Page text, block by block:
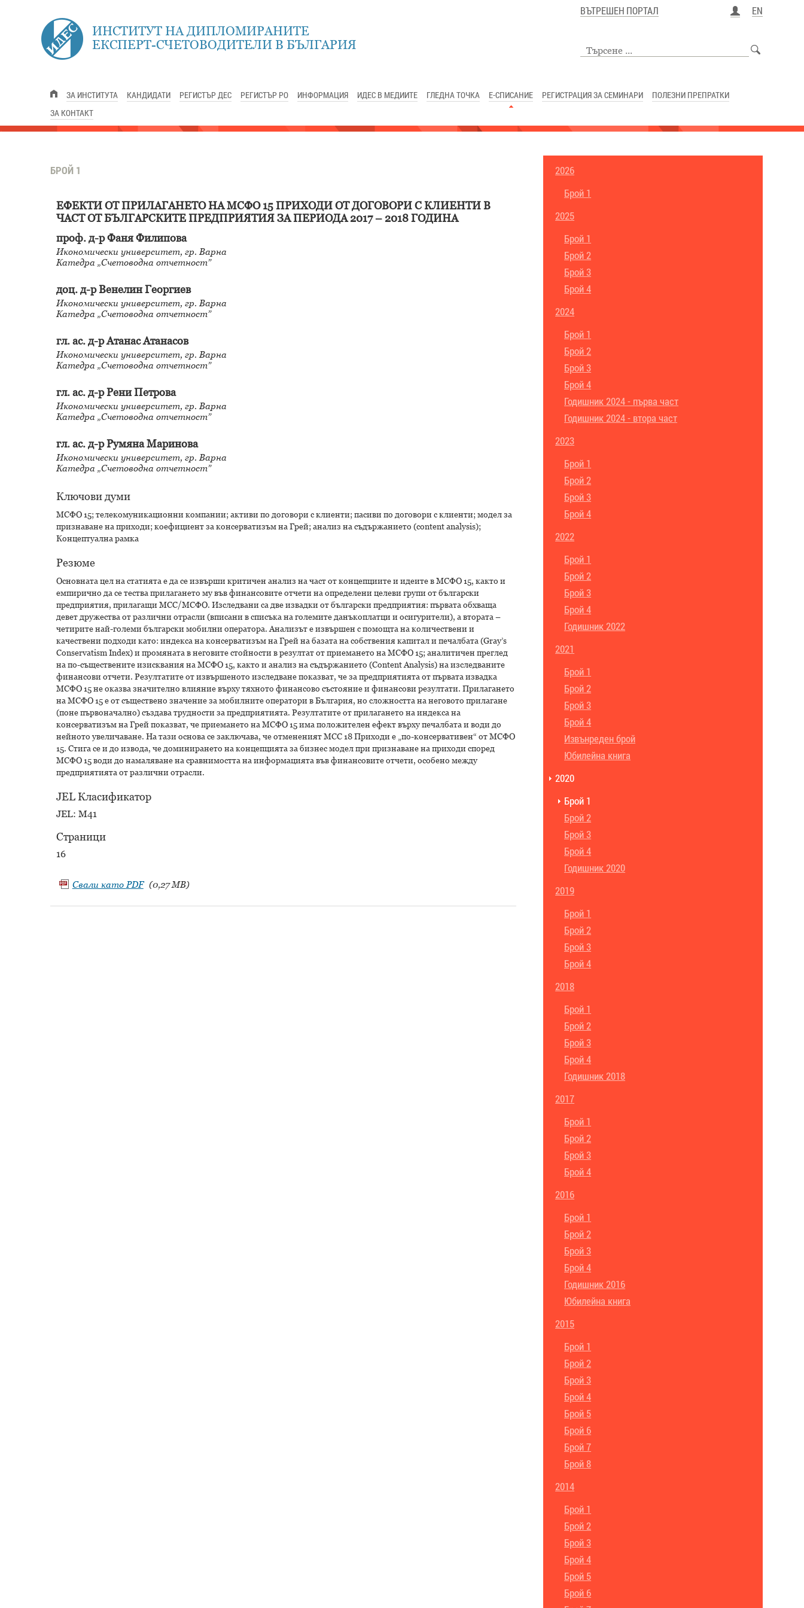
ИНСТИТУТ НА ДИПЛОМИРАНИТЕ
ЕКСПЕРТ-СЧЕТОВОДИТЕЛИ В БЪЛГАРИЯ
ВЪТРЕШЕН ПОРТАЛ EN
ЗА ИНСТИТУТА КАНДИДАТИ РЕГИСТЪР ДЕС РЕГИСТЪР РО ИНФОРМАЦИЯ ИДЕС В МЕДИИТЕ ГЛЕДНА ТОЧКА Е-СПИСАНИЕ РЕГИСТРАЦИЯ ЗА СЕМИНАРИ
ПОЛЕЗНИ ПРЕПРАТКИ
ЗА КОНТАКТ
2026
Брой 1
2025
Брой 1
Брой 2
Брой 3
Брой 4
2024
Брой 1
Брой 2
Брой 3
Брой 4
Годишник 2024 - първа част
Годишник 2024 - втора част
2023
Брой 1
Брой 2
Брой 3
Брой 4
2022
Брой 1
Брой 2
Брой 3
Брой 4
Годишник 2022
2021
Брой 1
Брой 2
Брой 3
Брой 4
Извънреден брой
Юбилейна книга
2020
Брой 1
Брой 2
Брой 3
Брой 4
Годишник 2020
2019
Брой 1
Брой 2
Брой 3
Брой 4
2018
Брой 1
Брой 2
Брой 3
Брой 4
Годишник 2018
2017
Брой 1
Брой 2
Брой 3
Брой 4
2016
Брой 1
Брой 2
Брой 3
Брой 4
Годишник 2016
Юбилейна книга
2015
Брой 1
Брой 2
Брой 3
Брой 4
Брой 5
Брой 6
Брой 7
Брой 8
2014
Брой 1
Брой 2
Брой 3
Брой 4
Брой 5
Брой 6
БРОЙ 1
ЕФЕКТИ ОТ ПРИЛАГАНЕТО НА МСФО 15 ПРИХОДИ ОТ ДОГОВОРИ С КЛИЕНТИ В
ЧАСТ ОТ БЪЛГАРСКИТЕ ПРЕДПРИЯТИЯ ЗА ПЕРИОДА 2017 – 2018 ГОДИНА
проф. д-р Фаня Филипова
Икономически университет, гр. Варна
Катедра „Счетоводна отчетност”
доц. д-р Венелин Георгиев
Икономически университет, гр. Варна
Катедра „Счетоводна отчетност”
гл. ас. д-р Атанас Атанасов
Икономически университет, гр. Варна
Катедра „Счетоводна отчетност”
гл. ас. д-р Рени Петрова
Икономически университет, гр. Варна
Катедра „Счетоводна отчетност”
гл. ас. д-р Румяна Маринова
Икономически университет, гр. Варна
Катедра „Счетоводна отчетност”
Ключови думи
МСФО 15; телекомуникационни компании; активи по договори с клиенти; пасиви по договори с клиенти; модел за
признаване на приходи; коефициент за консерватизъм на Грей; анализ на съдържанието (content analysis);
Концептуална рамка
Резюме
Основната цел на статията е да се извърши критичен анализ на част от концепциите и идеите в МСФО 15, както и
емпирично да се тества прилагането му във финансовите отчети на определени целеви групи от български
предприятия, прилагащи МСС/МСФО. Изследвани са две извадки от български предприятия: първата обхваща
девет дружества от различни отрасли (вписани в списъка на големите данъкоплатци и осигурители), а втората –
четирите най-големи български мобилни оператора. Анализът е извършен с помощта на количествени и
качествени подходи като: индекса на консерватизъм на Грей на базата на собствения капитал и печалбата (Gray’s
Conservatism Index) и промяната в неговите стойности в резултат от приемането на МСФО 15; аналитичен преглед
на по-съществените изисквания на МСФО 15, както и анализ на съдържанието (Content Analysis) на изследваните
финансови отчети. Резултатите от извършеното изследване показват, че за предприятията от първата извадка
МСФО 15 не оказва значително влияние върху тяхното финансово състояние и финансови резултати. Прилагането
на МСФО 15 е от съществено значение за мобилните оператори в България, но сложността на неговото прилагане
(поне първоначално) създава трудности за предприятията. Резултатите от прилагането на индекса на
консерватизъм на Грей показват, че приемането на МСФО 15 има положителен ефект върху печалбата и води до
нейното увеличаване. На тази основа се заключава, че отмененият МСС 18 Приходи е „по-консервативен“ от МСФО
15. Стига се и до извода, че доминирането на концепцията за бизнес модел при признаване на приходи според
МСФО 15 води до намаляване на сравнимостта на информацията във финансовите отчети, особено между
предприятията от различни отрасли.
JEL Класификатор
JEL: M41
Страници
16
Свали като PDF (0,27 MB)